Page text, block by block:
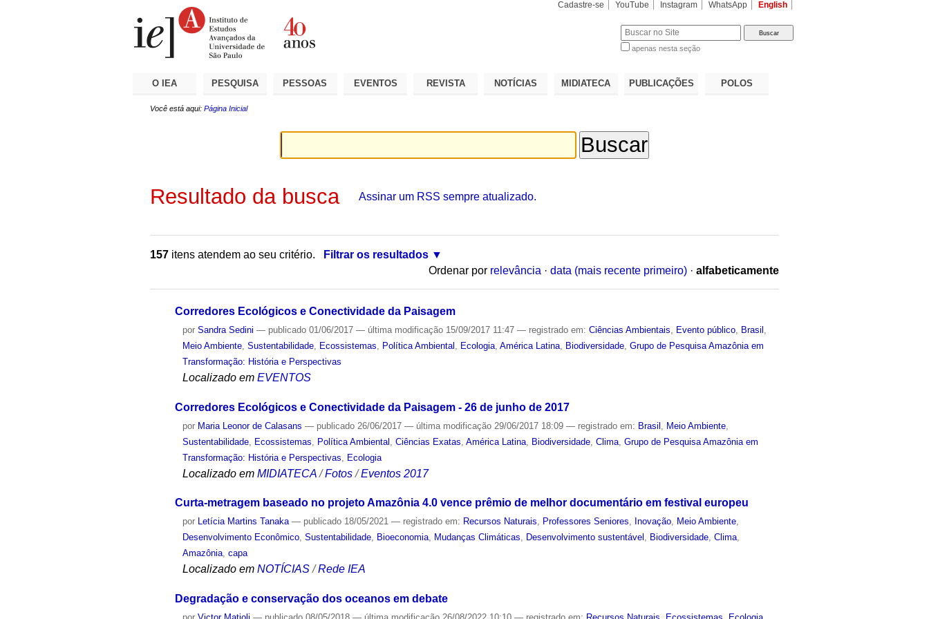
Cadastre-se YouTube Instagram WhatsApp English
apenas nesta seção
O IEA PESQUISA PESSOAS EVENTOS REVISTA NOTÍCIAS MIDIATECA PUBLICAÇÕES POLOS
Você está aqui: Página Inicial
Resultado da busca Assinar um RSS sempre atualizado.
157 itens atendem ao seu critério.
Filtrar os resultados
Ordenar por relevância · data (mais recente primeiro) · alfabeticamente
Corredores Ecológicos e Conectividade da Paisagem
porSandra Sedini — publicado 01/06/2017— última modificação 15/09/2017 11:47— registrado em:Ciências Ambientais Evento público Brasil
Meio Ambiente ,Sustentabilidade Ecossistemas Política Ambiental Ecologia ,América Latina Biodiversidade ,Grupo de Pesquisa Amazônia em
Transformação: História e Perspectivas
Localizado em EVENTOS
Corredores Ecológicos e Conectividade da Paisagem - 26 de junho de 2017
por Maria Leonor de Calasans — publicado 26/06/2017— última modificação 29/06/2017 18:09— registrado em: Brasil Meio Ambiente
Sustentabilidade Ecossistemas Política Ambiental ,Ciências Exatas ,América Latina Biodiversidade ,Clima ,Grupo de Pesquisa Amazônia em
Transformação: História e Perspectivas
Ecologia
Localizado em MIDIATECA /Fotos /Eventos 2017
Curta-metragem baseado no projeto Amazônia 4.0 vence prêmio de melhor documentário em festival europeu
por Letícia Martins Tanaka — publicado 18/05/2021— registrado em: Recursos Naturais, Professores Seniores, Inovação, Meio Ambiente,
Desenvolvimento Econômico,Sustentabilidade, Bioeconomia, Mudanças Climáticas, Desenvolvimento sustentável , Biodiversidade,Clima,
Amazônia,capa
Localizado em NOTÍCIAS /Rede IEA
Degradação e conservação dos oceanos em debate